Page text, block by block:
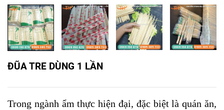
ĐŨA TRE DÙNG 1 LẦN
Trong ngành ẩm thực hiện đại, đặc biệt là quán ăn,